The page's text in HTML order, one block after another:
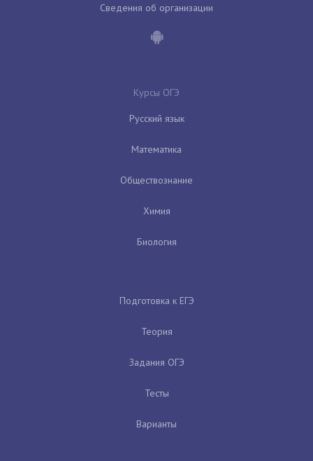
Сведения об организации
Курсы ОГЭ
Русский язык
Математика
Обществознание
Химия
Биология
Подготовка к ЕГЭ
Теория
Задания ОГЭ
Тесты
Варианты